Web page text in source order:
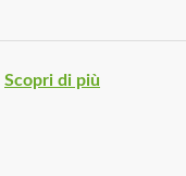
Scopri di più